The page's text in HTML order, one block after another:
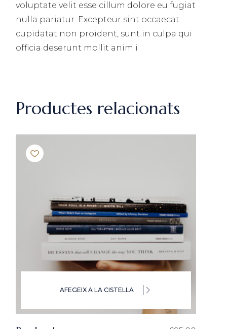
voluptate velit esse cillum dolore eu fugiat
nulla pariatur. Excepteur sint occaecat
cupidatat non proident, sunt in culpa qui
officia deserunt mollit anim i
Productes relacionats
AFEGEIX A LA CISTELLA